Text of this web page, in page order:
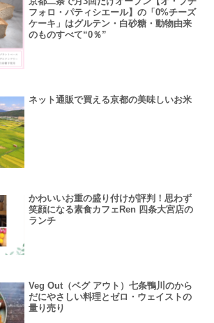
フォロ・パティシエール】の「0%チーズ
ケーキ」はグルテン・白砂糖・動物由来
のものすべて“0％”
ネット通販で買える京都の美味しいお米
かわいいお重の盛り付けが評判！思わず
笑顔になる素食カフェRen 四条大宮店の
ランチ
Veg Out（ベグ アウト）七条鴨川のから
だにやさしい料理とゼロ・ウェイストの
量り売り